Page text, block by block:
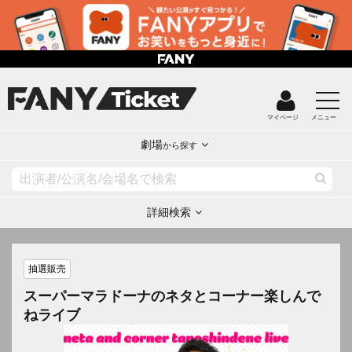
マイページ メニュー
劇場から探す
詳細検索
抽選販売
スーパーマラドーナのネタとコーナー楽しんで
ねライブ